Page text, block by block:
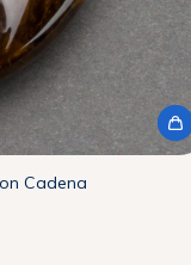
Cadena